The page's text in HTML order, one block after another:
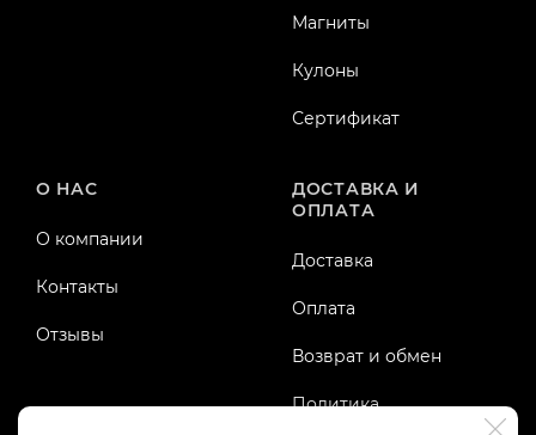
Магниты
Кулоны
Сертификат
О НАС
О компании
Контакты
Отзывы
ДОСТАВКА И
ОПЛАТА
Доставка
Оплата
Возврат и обмен
Политика
конфиденциальности